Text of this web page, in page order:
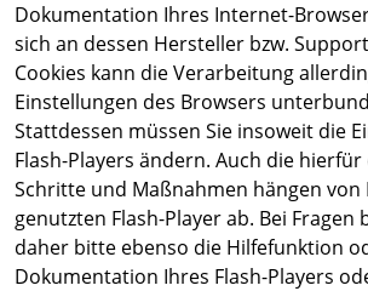
Dokumentation Ihres Internet-
sich an dessen Hersteller bzw.
Cookies kann die Verarbeitung
Einstellungen des Browsers
Stattdessen müssen Sie insoweit die
Flash-Players ändern. Auch die
Schritte und Maßnahmen hängen
genutzten Flash-Player ab. Bei Fragen
daher bitte ebenso die Hilfefunktion
Dokumentation Ihres Flash-Players